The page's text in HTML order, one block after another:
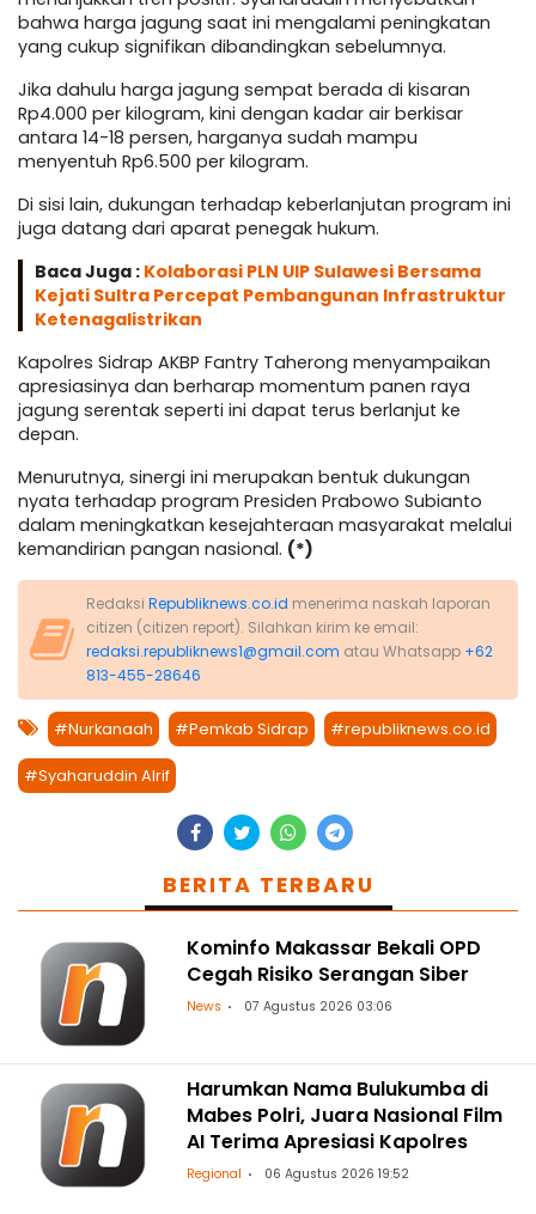
bahwa harga jagung saat ini mengalami peningkatan
yang cukup signifikan dibandingkan sebelumnya.
Jika dahulu harga jagung sempat berada di kisaran
Rp4.000 per kilogram, kini dengan kadar air berkisar
antara 14-18 persen, harganya sudah mampu
menyentuh Rp6.500 per kilogram.
Di sisi lain, dukungan terhadap keberlanjutan program ini
juga datang dari aparat penegak hukum.
Baca Juga : Kolaborasi PLN UIP Sulawesi Bersama
Kejati Sultra Percepat Pembangunan Infrastruktur
Ketenagalistrikan
Kapolres Sidrap AKBP Fantry Taherong menyampaikan
apresiasinya dan berharap momentum panen raya
jagung serentak seperti ini dapat terus berlanjut ke
depan.
Menurutnya, sinergi ini merupakan bentuk dukungan
nyata terhadap program Presiden Prabowo Subianto
dalam meningkatkan kesejahteraan masyarakat melalui
kemandirian pangan nasional. (*)
Redaksi Republiknews.co.id menerima naskah laporan
citizen (citizen report). Silahkan kirim ke email:
redaksi.republiknews1@gmail.com atau Whatsapp +62
813-455-28646
#Nurkanaah #Pemkab Sidrap #republiknews.co.id
#Syaharuddin Alrif
BERITA TERBARU
Kominfo Makassar Bekali OPD
Cegah Risiko Serangan Siber
News 07 Agustus 2026 03:06
Harumkan Nama Bulukumba di
Mabes Polri, Juara Nasional Film
AI Terima Apresiasi Kapolres
Regional 06 Agustus 2026 19:52